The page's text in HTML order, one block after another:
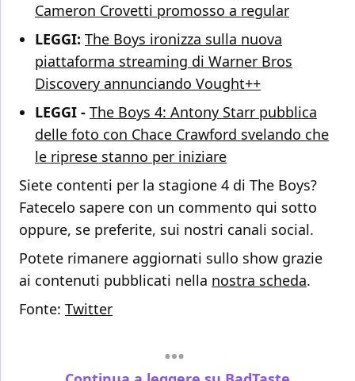
Cameron Crovetti promosso a regular
LEGGI: The Boys ironizza sulla nuova
piattaforma streaming di Warner Bros
Discovery annunciando Vought++
LEGGI - The Boys 4: Antony Starr pubblica
delle foto con Chace Crawford svelando che
le riprese stanno per iniziare
Siete contenti per la stagione 4 di The Boys?
Fatecelo sapere con un commento qui sotto
oppure, se preferite, sui nostri canali social.
Potete rimanere aggiornati sullo show grazie
ai contenuti pubblicati nella nostra scheda.
Fonte: Twitter